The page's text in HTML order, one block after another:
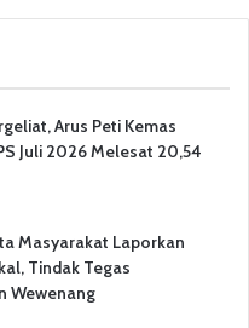
Arus Peti Kemas
Juli 2026 Melesat 20,54
Masyarakat Laporkan
Tindak Tegas
Wewenang